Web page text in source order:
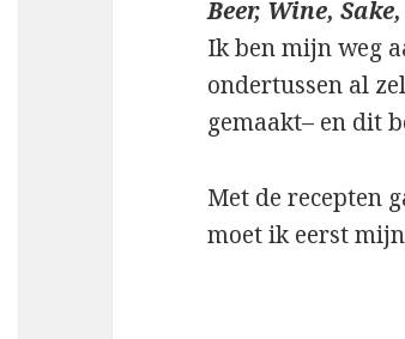
Beer, Wine,
Ik ben mijn weg
ondertussen al
gemaakt– en dit
Met de recepten
moet ik eerst